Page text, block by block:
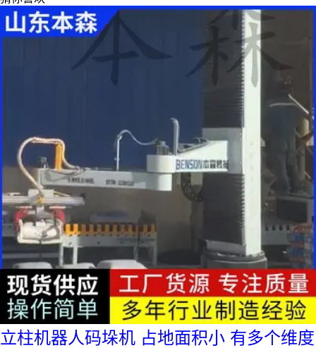
立柱机器人码垛机 占地面积小 有多个维度